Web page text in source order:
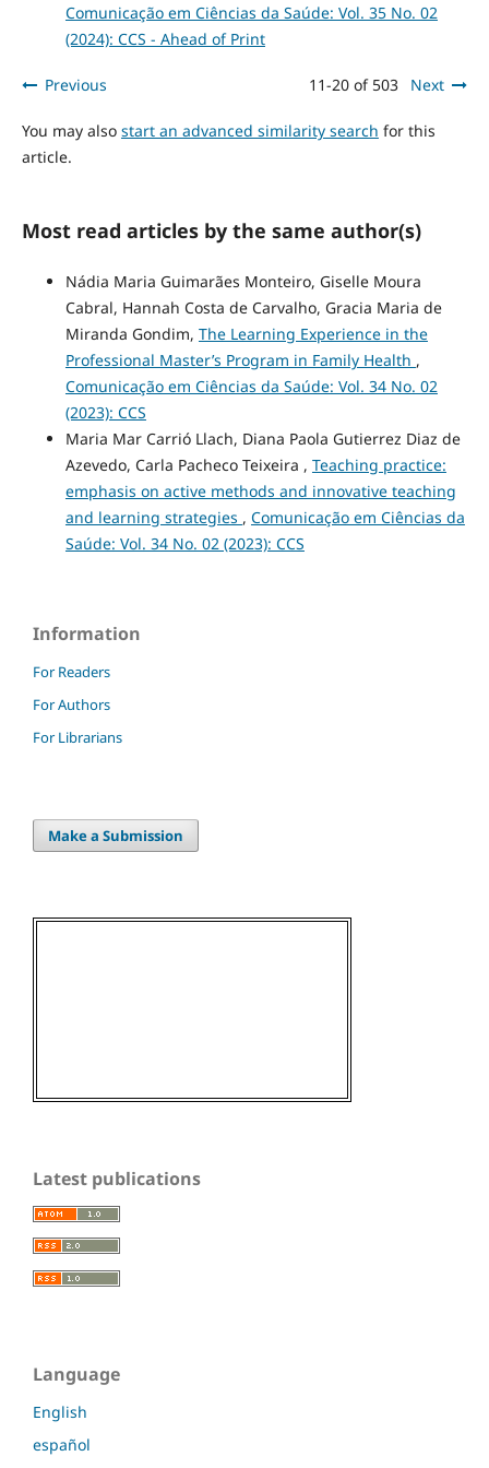
Comunicação em Ciências da Saúde: Vol. 35 No. 02
(2024): CCS - Ahead of Print
Previous 11-20 of 503 Next
You may also start an advanced similarity search for this
article.
Most read articles by the same author(s)
Nádia Maria Guimarães Monteiro, Giselle Moura
Cabral, Hannah Costa de Carvalho, Gracia Maria de
Miranda Gondim, The Learning Experience in the
Professional Master’s Program in Family Health ,
Comunicação em Ciências da Saúde: Vol. 34 No. 02
(2023): CCS
Maria Mar Carrió Llach, Diana Paola Gutierrez Diaz de
Azevedo, Carla Pacheco Teixeira , Teaching practice:
emphasis on active methods and innovative teaching
and learning strategies , Comunicação em Ciências da
Saúde: Vol. 34 No. 02 (2023): CCS
Information
For Readers
For Authors
For Librarians
Make a Submission
Latest publications
Language
English
español